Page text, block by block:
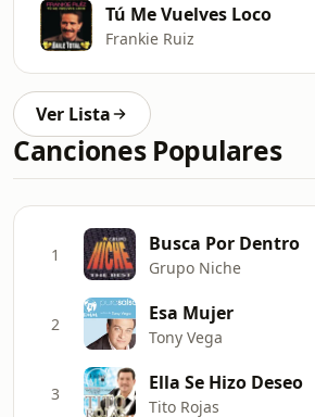
Tú Me Vuelves Loco
Frankie Ruiz
Ver Lista
Canciones Populares
1 Busca Por Dentro
Grupo Niche
2 Esa Mujer
Tony Vega
3 Ella Se Hizo Deseo
Tito Rojas